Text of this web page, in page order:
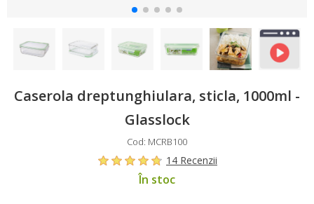
Caserola dreptunghiulara, sticla, 1000ml -
Glasslock
Cod: MCRB100
14 Recenzii
În stoc